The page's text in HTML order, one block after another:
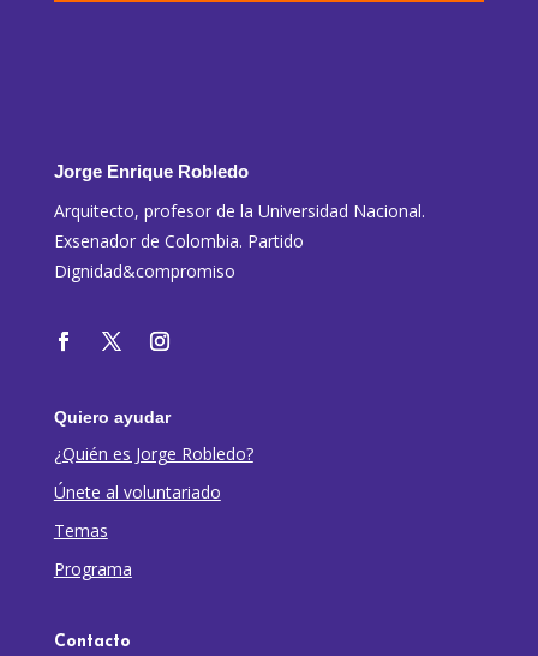
Jorge Enrique Robledo
Arquitecto, profesor de la Universidad Nacional.
Exsenador de Colombia. Partido
Dignidad&compromiso
Quiero ayudar
¿Quién es Jorge Robledo?
Únete al voluntariado
Temas
Programa
Contacto